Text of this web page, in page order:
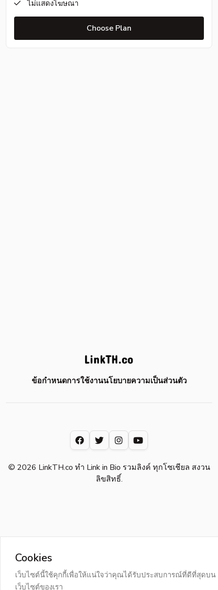
ไม่แสดงโฆษณา
Choose Plan
ข้อกำหนดการใช้งานนโยบายความเป็นส่วนตัว
© 2026 LinkTH.co ทำ Link in Bio รวมลิงค์ ทุกโซเชียล สงวน
ลิขสิทธิ์.
Cookies
เว็บไซต์นี้ใช้คุกกี้เพื่อให้แน่ใจว่าคุณได้รับประสบการณ์ที่ดีที่สุดบน
เว็บไซต์ของเรา